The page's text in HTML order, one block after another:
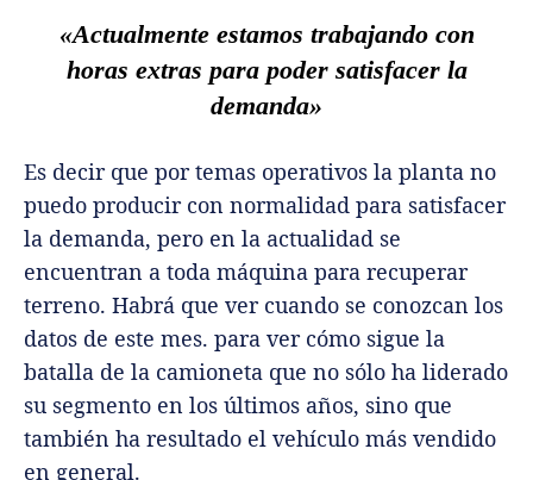
«Actualmente estamos trabajando con
horas extras para poder satisfacer la
demanda»
Es decir que por temas operativos la planta no
puedo producir con normalidad para satisfacer
la demanda, pero en la actualidad se
encuentran a toda máquina para recuperar
terreno. Habrá que ver cuando se conozcan los
datos de este mes. para ver cómo sigue la
batalla de la camioneta que no sólo ha liderado
su segmento en los últimos años, sino que
también ha resultado el vehículo más vendido
en general.